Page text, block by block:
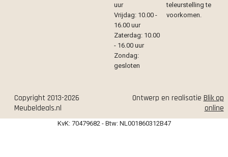
uur
Vrijdag: 10.00 -
16.00 uur
Zaterdag: 10.00
- 16.00 uur
Zondag:
gesloten
teleurstelling te
voorkomen.
Copyright 2013-2026
Meubeldeals.nl
Ontwerp en realisatie Blik op
online
KvK: 70479682 - Btw: NL001860312B47